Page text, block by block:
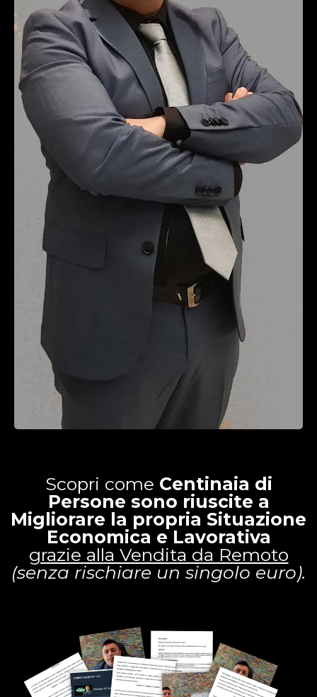
Scopri come Centinaia di
Persone sono riuscite a
Migliorare la propria Situazione
Economica e Lavorativa
grazie alla Vendita da Remoto
(senza rischiare un singolo euro).